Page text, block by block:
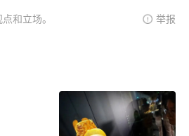
和立场。 举报